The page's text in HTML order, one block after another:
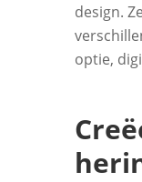
design.
optie,